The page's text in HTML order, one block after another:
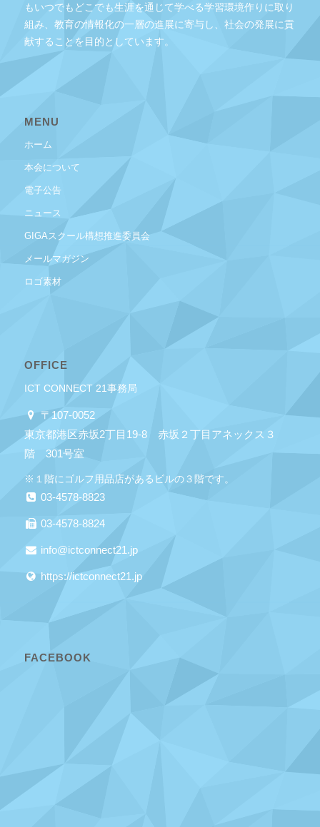
もいつでもどこでも生涯を通じて学べる学習環境作りに取り
組み、教育の情報化の一層の進展に寄与し、社会の発展に貢
献することを目的としています。
MENU
ホーム
本会について
電子公告
ニュース
GIGAスクール構想推進委員会
メールマガジン
ロゴ素材
OFFICE
ICT CONNECT 21事務局
〒107-0052
東京都港区赤坂2丁目19-8 赤坂２丁目アネックス３
階 301号室
※１階にゴルフ用品店があるビルの３階です。
03-4578-8823
03-4578-8824
info@ictconnect21.jp
https://ictconnect21.jp
FACEBOOK